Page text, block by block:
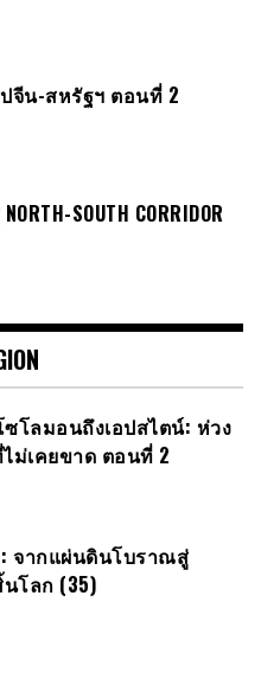
จีน-สหรัฐฯ ตอนที่ 2
SOUTH CORRIDOR
ซโลมอนถึงเอปสไตน์: ห่วง
ม่เคยขาด ตอนที่ 2
: จากแผ่นดินโบราณสู่
โลก​ (35)